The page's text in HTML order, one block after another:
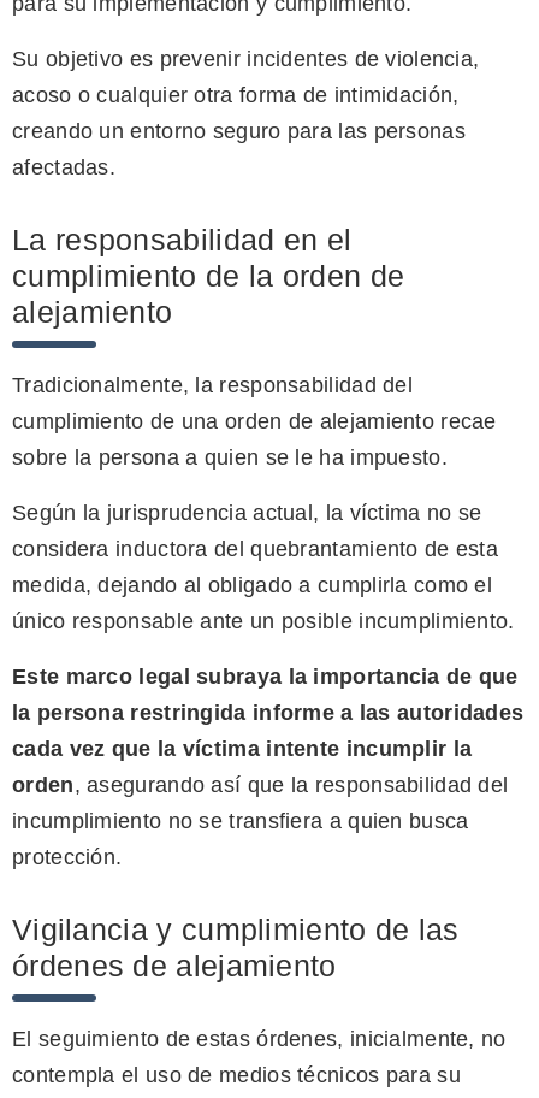
Su objetivo es prevenir incidentes de violencia,
acoso o cualquier otra forma de intimidación,
creando un entorno seguro para las personas
afectadas.
La responsabilidad en el
cumplimiento de la orden de
alejamiento
Tradicionalmente, la responsabilidad del
cumplimiento de una orden de alejamiento recae
sobre la persona a quien se le ha impuesto.
Según la jurisprudencia actual, la víctima no se
considera inductora del quebrantamiento de esta
medida, dejando al obligado a cumplirla como el
único responsable ante un posible incumplimiento.
Este marco legal subraya la importancia de que
la persona restringida informe a las autoridades
cada vez que la víctima intente incumplir la
orden, asegurando así que la responsabilidad del
incumplimiento no se transfiera a quien busca
protección.
Vigilancia y cumplimiento de las
órdenes de alejamiento
El seguimiento de estas órdenes, inicialmente, no
contempla el uso de medios técnicos para su